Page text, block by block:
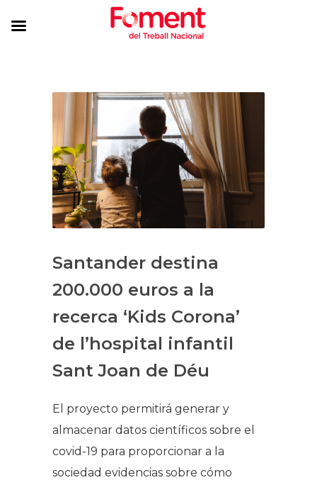
Santander destina
200.000 euros a la
recerca ‘Kids Corona’
de l’hospital infantil
Sant Joan de Déu
El proyecto permitirá generar y
almacenar datos científicos sobre el
covid-19 para proporcionar a la
sociedad evidencias sobre cómo